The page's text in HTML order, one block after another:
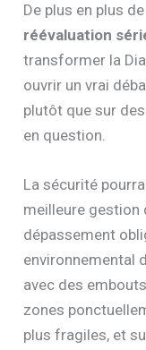
De plus en plus
réévaluation
transformer la
ouvrir un vrai
plutôt que sur
en question.
La sécurité
meilleure gestion
dépassement
environnemental
avec des
zones
plus fragiles, et